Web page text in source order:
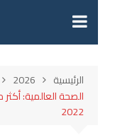
الرئيسية 2026
2022